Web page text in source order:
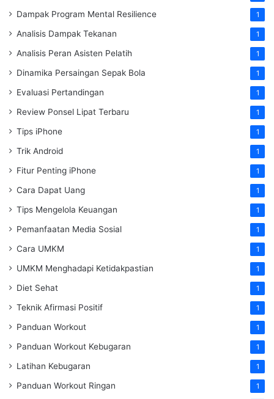
Dampak Program Mental Resilience 1
Analisis Dampak Tekanan 1
Analisis Peran Asisten Pelatih 1
Dinamika Persaingan Sepak Bola 1
Evaluasi Pertandingan 1
Review Ponsel Lipat Terbaru 1
Tips iPhone 1
Trik Android 1
Fitur Penting iPhone 1
Cara Dapat Uang 1
Tips Mengelola Keuangan 1
Pemanfaatan Media Sosial 1
Cara UMKM 1
UMKM Menghadapi Ketidakpastian 1
Diet Sehat 1
Teknik Afirmasi Positif 1
Panduan Workout 1
Panduan Workout Kebugaran 1
Latihan Kebugaran 1
Panduan Workout Ringan 1